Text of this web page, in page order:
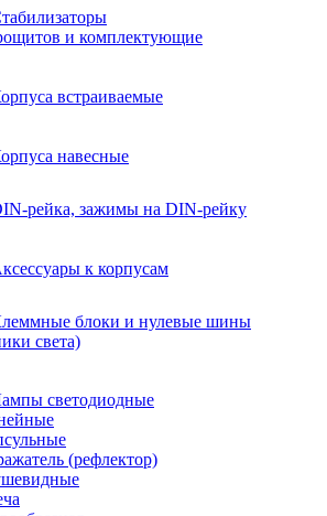
и комплектующие
встраиваемые
навесные
рейка, зажимы на DIN-рейку
к корпусам
блоки и нулевые шины
света)
светодиодные
(рефлектор)